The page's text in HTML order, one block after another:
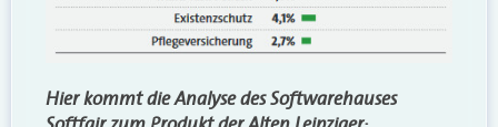
Hier kommt die Analyse des Softwarehauses